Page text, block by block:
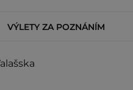
VÝLETY ZA POZNÁNÍM